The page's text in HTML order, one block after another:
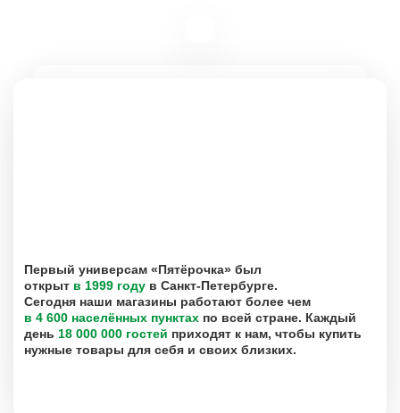
Первый универсам «Пятёрочка» был
открыт в 1999 году в Санкт-Петербурге.
Сегодня наши магазины работают более чем
в 4 600 населённых пунктах по всей стране. Каждый
день 18 000 000 гостей приходят к нам, чтобы купить
нужные товары для себя и своих близких.